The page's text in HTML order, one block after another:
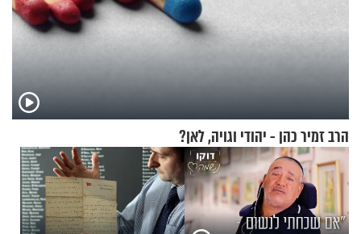
הרב זמיר כהן - יהודי וגויה, לאן?